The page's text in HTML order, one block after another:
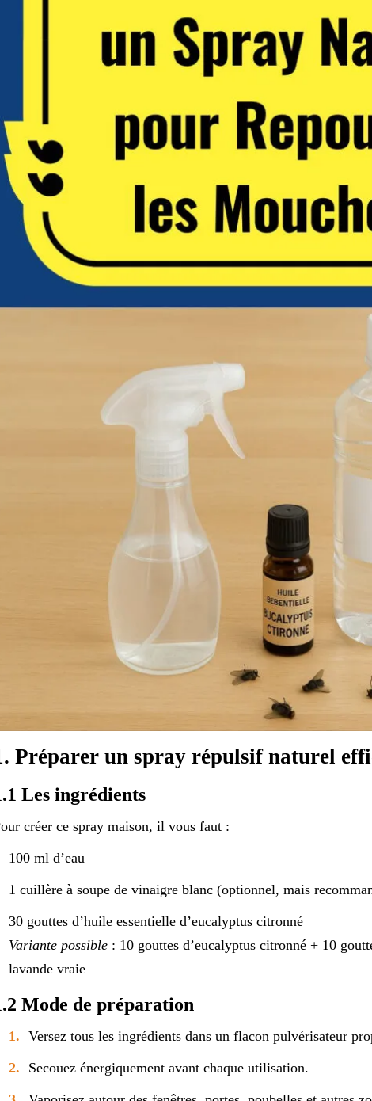
Préparer un spray répulsif naturel
Les ingrédients
créer ce spray maison, il vous faut :
100 ml d’eau
1 cuillère à soupe de vinaigre blanc (optionnel, mais
30 gouttes d’huile essentielle d’eucalyptus citronné
Variante possible: 10 gouttes d’eucalyptus citronné + 10
lavande vraie
Mode de préparation
Versez tous les ingrédients dans un flacon pulvérisateur
Secouez énergiquement avant chaque utilisation.